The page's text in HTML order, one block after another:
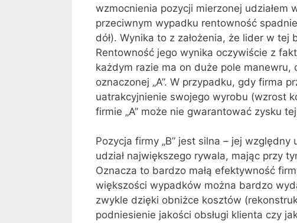
wzmocnienia pozycji mierzonej udziałem
przeciwnym wypadku rentowność
dół). Wynika to z założenia, że lider w
Rentowność jego wynika oczywiście z
każdym razie ma on duże pole
oznaczonej „A”. W przypadku, gdy firma
uatrakcyjnienie swojego wyrobu (wzrost
firmie „A” może nie gwarantować zysku
Pozycja firmy „B” jest silna – jej
udział największego rywala, mając przy
Oznacza to bardzo małą efektywność
większości wypadków można bardzo
zwykle dzięki obniżce kosztów
podniesienie jakości obsługi klienta czy